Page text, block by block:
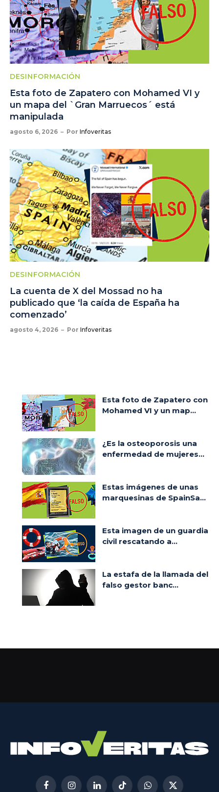
DESINFORMACIÓN
Esta foto de Zapatero con Mohamed VI y
un mapa del `Gran Marruecos´ está
manipulada
agosto 6, 2026 Por Infoveritas
DESINFORMACIÓN
La cuenta de X del Mossad no ha
publicado que ‘la caída de España ha
comenzado’
agosto 4, 2026 Por Infoveritas
Esta foto de Zapatero con
Mohamed VI y un map...
¿Es la osteoporosis una
enfermedad de mujeres...
Estas imágenes de unas
marquesinas de SpainSa...
Esta imagen de un guardia
civil rescatando a...
La estafa de la llamada del
falso gestor banc...
FacebookInstagramLinkedInTikTokWhatsApp
X